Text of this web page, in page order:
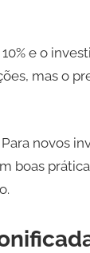
e o
mas o
novos
boas